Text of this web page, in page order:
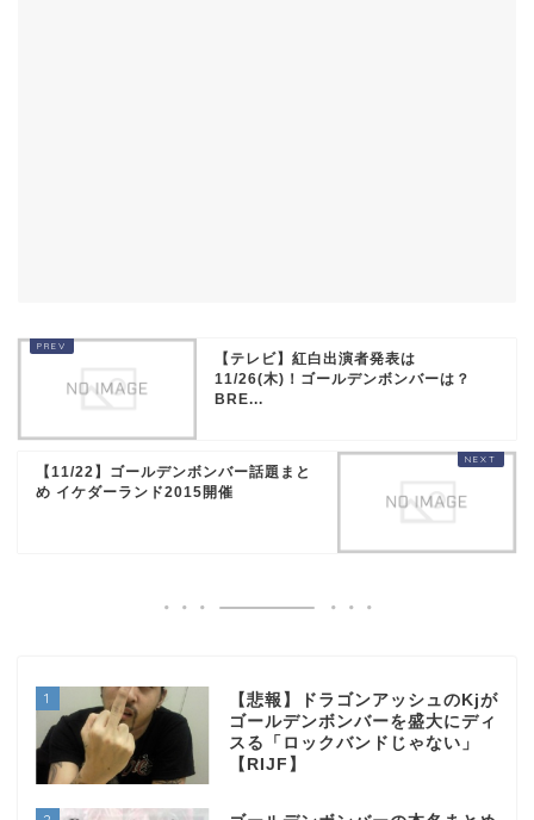
【テレビ】紅白出演者発表は
11/26(木)！ゴールデンボンバーは？
BRE...
【11/22】ゴールデンボンバー話題まと
め イケダーランド2015開催
1
【悲報】ドラゴンアッシュのKjが
ゴールデンボンバーを盛大にディ
スる「ロックバンドじゃない」
【RIJF】